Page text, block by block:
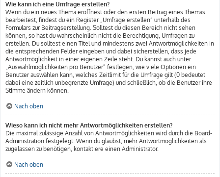
Wie kann ich eine Umfrage erstellen?
Wenn du ein neues Thema eröffnest oder den ersten Beitrag eines Themas
bearbeitest, findest du ein Register „Umfrage erstellen“ unterhalb des
Formulars zur Beitragserstellung. Solltest du diesen Bereich nicht sehen
können, so hast du wahrscheinlich nicht die Berechtigung, Umfragen zu
erstellen. Du solltest einen Titel und mindestens zwei Antwortmöglichkeiten in
die entsprechenden Felder eingeben und dabei sicherstellen, dass jede
Antwortmöglichkeit in einer eigenen Zeile steht. Du kannst auch unter
„Auswahlmöglichkeiten pro Benutzer“ festlegen, wie viele Optionen ein
Benutzer auswählen kann, welches Zeitlimit für die Umfrage gilt (0 bedeutet
dabei eine zeitlich unbegrenzte Umfrage) und schließlich, ob die Benutzer ihre
Stimme ändern können.
Nach oben
Wieso kann ich nicht mehr Antwortmöglichkeiten erstellen?
Die maximal zulässige Anzahl von Antwortmöglichkeiten wird durch die Board-
Administration festgelegt. Wenn du glaubst, mehr Antwortmöglichkeiten als
zugelassen zu benötigen, kontaktiere einen Administrator.
Nach oben